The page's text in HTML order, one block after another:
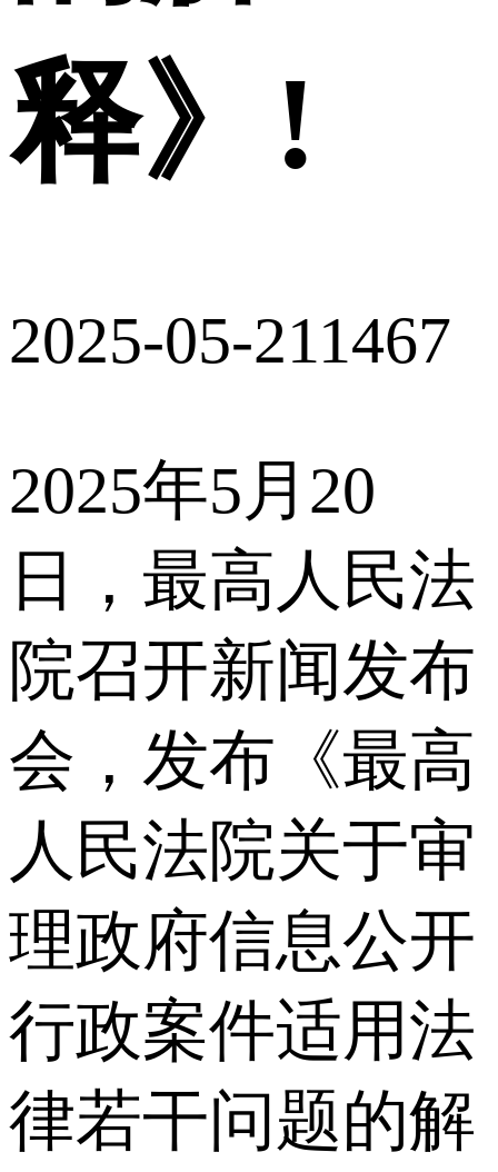
释》!
2025-05-211467
2025年5月20
日，最高人民法
院召开新闻发布
会，发布《最高
人民法院关于审
理政府信息公开
行政案件适用法
律若干问题的解